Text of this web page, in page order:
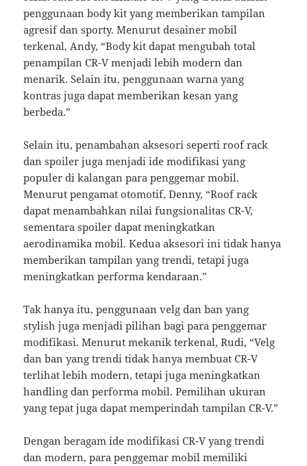
penggunaan body kit yang memberikan tampilan
agresif dan sporty. Menurut desainer mobil
terkenal, Andy, “Body kit dapat mengubah total
penampilan CR-V menjadi lebih modern dan
menarik. Selain itu, penggunaan warna yang
kontras juga dapat memberikan kesan yang
berbeda.”
Selain itu, penambahan aksesori seperti roof rack
dan spoiler juga menjadi ide modifikasi yang
populer di kalangan para penggemar mobil.
Menurut pengamat otomotif, Denny, “Roof rack
dapat menambahkan nilai fungsionalitas CR-V,
sementara spoiler dapat meningkatkan
aerodinamika mobil. Kedua aksesori ini tidak hanya
memberikan tampilan yang trendi, tetapi juga
meningkatkan performa kendaraan.”
Tak hanya itu, penggunaan velg dan ban yang
stylish juga menjadi pilihan bagi para penggemar
modifikasi. Menurut mekanik terkenal, Rudi, “Velg
dan ban yang trendi tidak hanya membuat CR-V
terlihat lebih modern, tetapi juga meningkatkan
handling dan performa mobil. Pemilihan ukuran
yang tepat juga dapat memperindah tampilan CR-V.”
Dengan beragam ide modifikasi CR-V yang trendi
dan modern, para penggemar mobil memiliki